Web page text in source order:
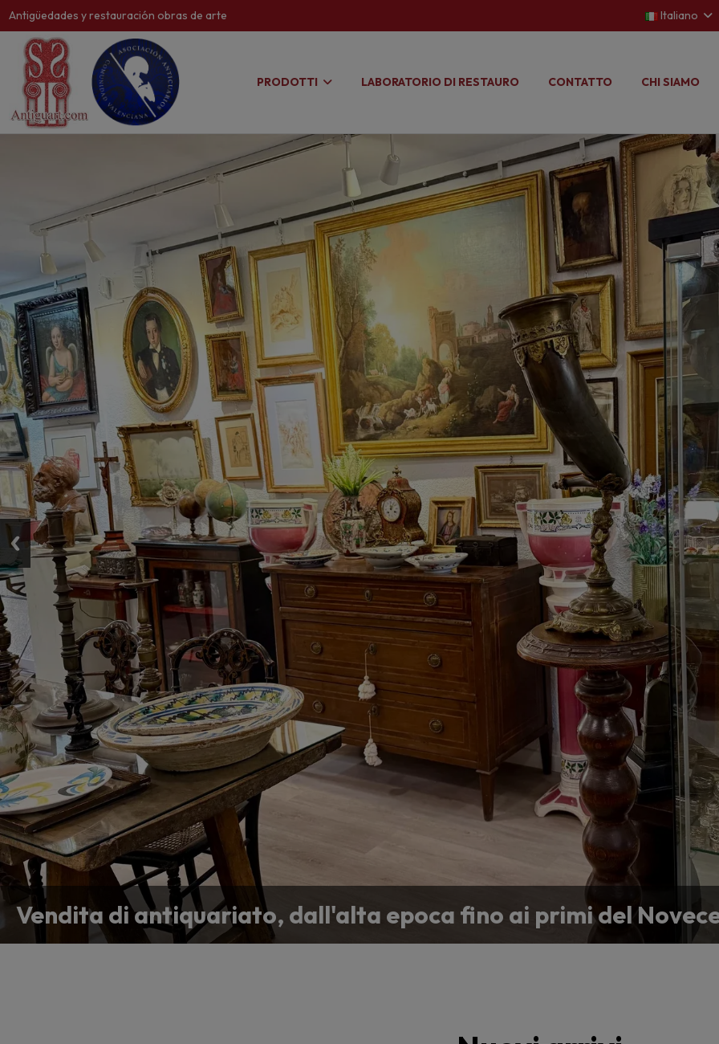
Antigüedades y restauración obras de arte Italiano
PRODOTTI LABORATORIO DI RESTAURO CONTATTO CHI SIAMO
Vendita di antiquariato, dall'alta epoca fino ai primi del
Perizia di antiquariato
Contattaci se cerchi un'antichità specifica per la tua collezione